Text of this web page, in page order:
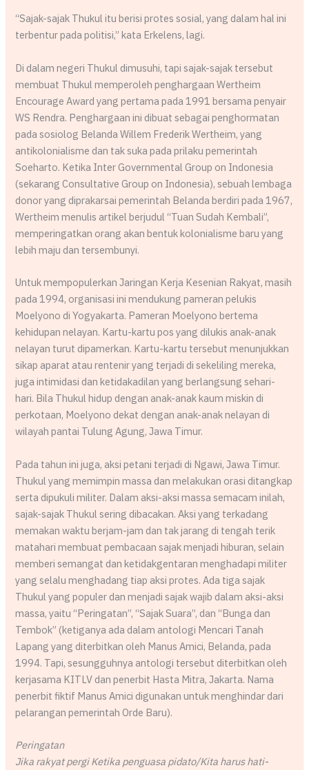
“Sajak-sajak Thukul itu berisi protes sosial, yang dalam hal ini
terbentur pada politisi,” kata Erkelens, lagi.
Di dalam negeri Thukul dimusuhi, tapi sajak-sajak tersebut
membuat Thukul memperoleh penghargaan Wertheim
Encourage Award yang pertama pada 1991 bersama penyair
WS Rendra. Penghargaan ini dibuat sebagai penghormatan
pada sosiolog Belanda Willem Frederik Wertheim, yang
antikolonialisme dan tak suka pada prilaku pemerintah
Soeharto. Ketika Inter Governmental Group on Indonesia
(sekarang Consultative Group on Indonesia), sebuah lembaga
donor yang diprakarsai pemerintah Belanda berdiri pada 1967,
Wertheim menulis artikel berjudul “Tuan Sudah Kembali”,
memperingatkan orang akan bentuk kolonialisme baru yang
lebih maju dan tersembunyi.
Untuk mempopulerkan Jaringan Kerja Kesenian Rakyat, masih
pada 1994, organisasi ini mendukung pameran pelukis
Moelyono di Yogyakarta. Pameran Moelyono bertema
kehidupan nelayan. Kartu-kartu pos yang dilukis anak-anak
nelayan turut dipamerkan. Kartu-kartu tersebut menunjukkan
sikap aparat atau rentenir yang terjadi di sekeliling mereka,
juga intimidasi dan ketidakadilan yang berlangsung sehari-
hari. Bila Thukul hidup dengan anak-anak kaum miskin di
perkotaan, Moelyono dekat dengan anak-anak nelayan di
wilayah pantai Tulung Agung, Jawa Timur.
Pada tahun ini juga, aksi petani terjadi di Ngawi, Jawa Timur.
Thukul yang memimpin massa dan melakukan orasi ditangkap
serta dipukuli militer. Dalam aksi-aksi massa semacam inilah,
sajak-sajak Thukul sering dibacakan. Aksi yang terkadang
memakan waktu berjam-jam dan tak jarang di tengah terik
matahari membuat pembacaan sajak menjadi hiburan, selain
memberi semangat dan ketidakgentaran menghadapi militer
yang selalu menghadang tiap aksi protes. Ada tiga sajak
Thukul yang populer dan menjadi sajak wajib dalam aksi-aksi
massa, yaitu “Peringatan”, “Sajak Suara”, dan “Bunga dan
Tembok” (ketiganya ada dalam antologi Mencari Tanah
Lapang yang diterbitkan oleh Manus Amici, Belanda, pada
1994. Tapi, sesungguhnya antologi tersebut diterbitkan oleh
kerjasama KITLV dan penerbit Hasta Mitra, Jakarta. Nama
penerbit fiktif Manus Amici digunakan untuk menghindar dari
pelarangan pemerintah Orde Baru).
Peringatan
Jika rakyat pergi Ketika penguasa pidato/Kita harus hati-